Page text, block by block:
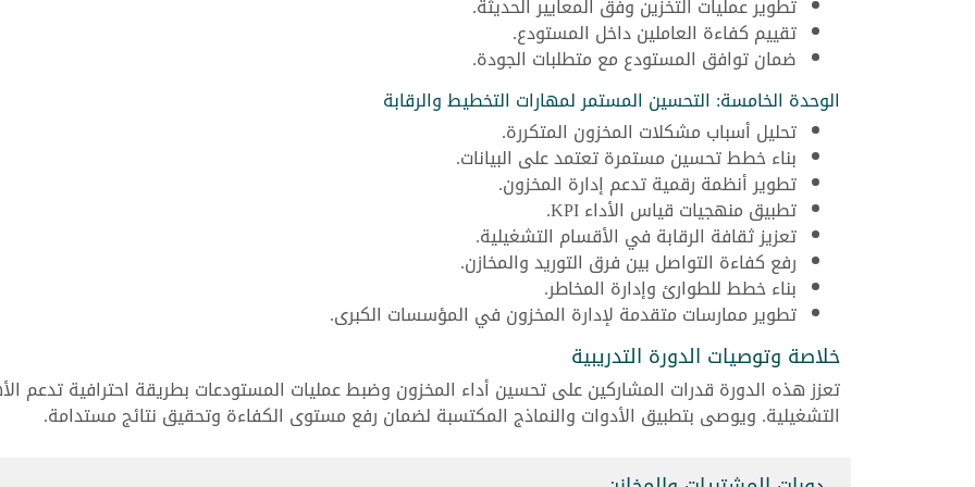
تقييم كفاءة العاملين داخل المستودع.
ضمان توافق المستودع مع متطلبات الجودة.
الوحدة الخامسة: التحسين المستمر لمهارات التخطيط والرقابة
تحليل أسباب مشكلات المخزون المتكررة.
بناء خطط تحسين مستمرة تعتمد على البيانات.
تطوير أنظمة رقمية تدعم إدارة المخزون.
تطبيق منهجيات قياس الأداء KPI.
تعزيز ثقافة الرقابة في الأقسام التشغيلية.
رفع كفاءة التواصل بين فرق التوريد والمخازن.
بناء خطط للطوارئ وإدارة المخاطر.
تطوير ممارسات متقدمة لإدارة المخزون في المؤسسات الكبرى.
خلاصة وتوصيات الدورة التدريبية
تعزز هذه الدورة قدرات المشاركين على تحسين أداء المخزون وضبط عمليات المستودعات بطريقة احترافية تدعم
التشغيلية. ويوصى بتطبيق الأدوات والنماذج المكتسبة لضمان رفع مستوى الكفاءة وتحقيق نتائج مستدامة.